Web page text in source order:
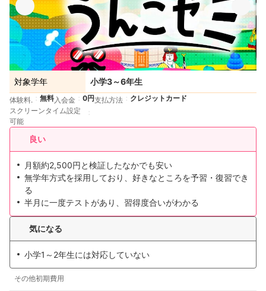
対象学年 小学3～6年生
体験料. 無料 入会金 0円支払方法
クレジットカード
スクリーンタイム設定
可能
良い
月額約2,500円と検証したなかでも安い
無学年方式を採用しており、好きなところを予習・復習でき
る
半月に一度テストがあり、習得度合いがわかる
気になる
小学1～2年生には対応していない
その他初期費用